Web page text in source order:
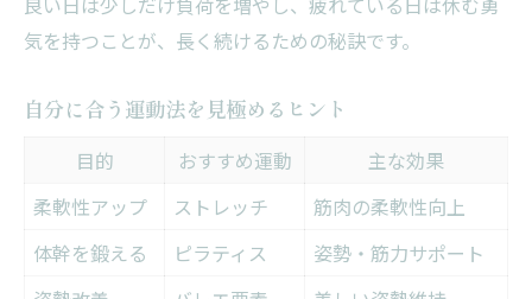
気を持つことが、長く続けるための秘訣です。
自分に合う運動法を見極めるヒント
目的 おすすめ運動
主な効果
柔軟性アップ
ストレッチ
筋肉の柔軟性向上
体幹を鍛える
ピラティス
姿勢・筋力サポート